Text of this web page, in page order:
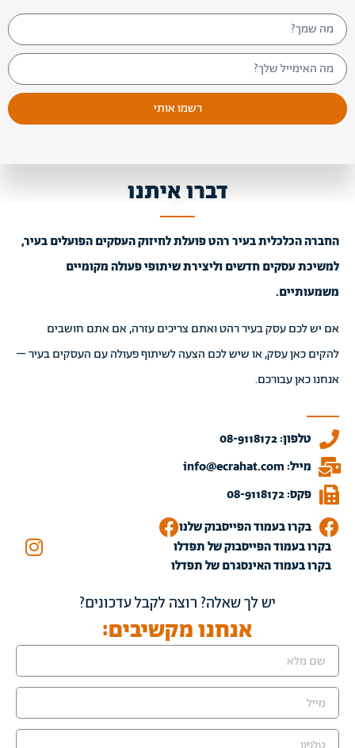
רשמו אותי
דברו איתנו
החברה הכלכלית בעיר רהט פועלת לחיזוק העסקים הפועלים בעיר,
למשיכת עסקים חדשים וליצירת שיתופי פעולה מקומיים
משמעותיים.
אם יש לכם עסק בעיר רהט ואתם צריכים עזרה, אם אתם חושבים
להקים כאן עסק, או שיש לכם הצעה לשיתוף פעולה עם העסקים בעיר –
אנחנו כאן עבורכם.
טלפון: 08-9118172
מייל: info@ecrahat.com
פקס: 08-9118172
בקרו בעמוד הפייסבוק שלנו
בקרו בעמוד הפייסבוק של תפדלו
בקרו בעמוד האינסגרם של תפדלו
יש לך שאלה? רוצה לקבל עדכונים?
אנחנו מקשיבים: